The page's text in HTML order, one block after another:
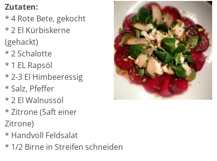
Zutaten:
* 4 Rote Bete, gekocht
* 2 El Kürbiskerne
(gehackt)
* 2 Schalotte
* 1 EL Rapsöl
* 2-3 El Himbeeressig
* Salz, Pfeffer
* 2 El Walnussöl
* Zitrone (Saft einer
Zitrone)
* Handvoll Feldsalat
* 1/2 Birne in Streifen schneiden